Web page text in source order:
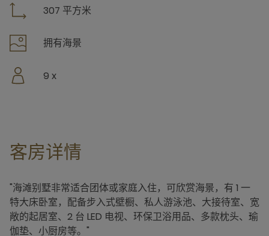
307 平方米
拥有海景
9 x
客房详情
"海滩别墅非常适合团体或家庭入住，可欣赏海景，有 1 一
特大床卧室，配备步入式壁橱、私人游泳池、大接待室、宽
敞的起居室、2 台 LED 电视、环保卫浴用品、多款枕头、瑜
伽垫、小厨房等。"